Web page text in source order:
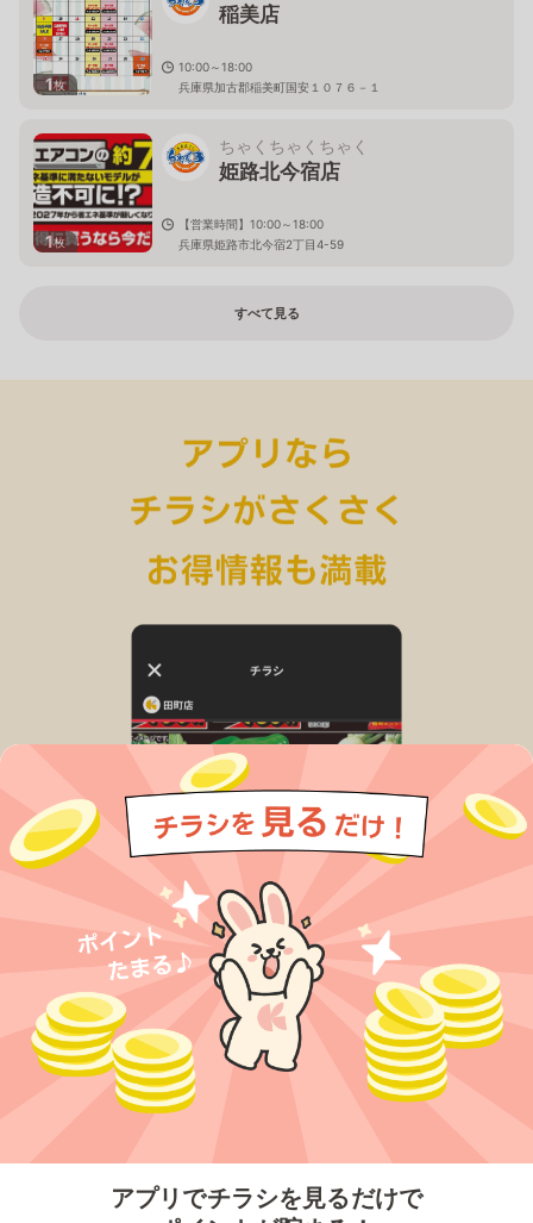
アプリでチラシを見るだけで
1枚
稲美店
10:00～18:00
兵庫県加古郡稲美町国安１０７６－１
1枚
ちゃくちゃくちゃく
姫路北今宿店
【営業時間】10:00～18:00
兵庫県姫路市北今宿2丁目4-59
すべて見る